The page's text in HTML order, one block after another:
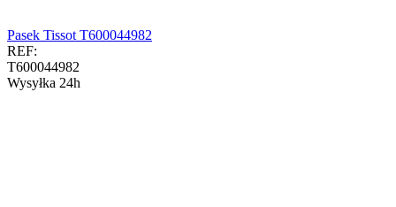
Pasek Tissot T600044982
REF:
T600044982
Wysyłka 24h